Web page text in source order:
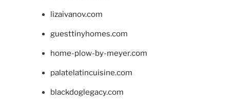
lizaivanov.com
guesttinyhomes.com
home-plow-by-meyer.com
palatelatincuisine.com
blackdoglegacy.com